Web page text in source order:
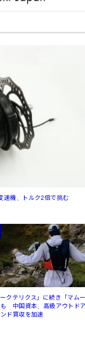
機、トルク2倍で挑む
ークテリクス」に続き「マム
も 中国資本、高級アウトド
ド買収を加速